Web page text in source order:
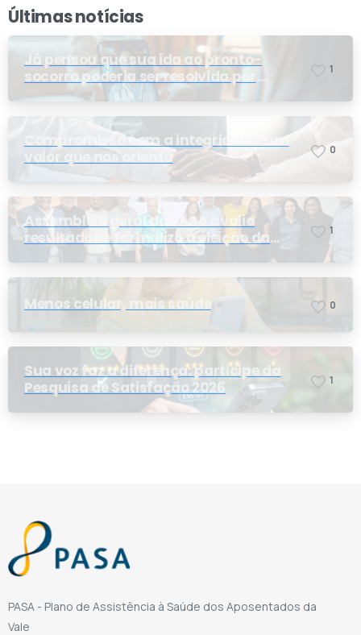
Últimas notícias
Já pensou que sua ida ao pronto-
socorro poderia ser resolvida por
telemedicina?
1
Compromisso com a integridade: um
valor que nos orienta
0
Assembleia geral do PASA avalia
resultados e formaliza a eleição da
nova conselheira
1
Menos celular, mais saúde 0
Sua voz faz a diferença: participe da
Pesquisa de Satisfação 2026
1
PASA - Plano de Assistência à Saúde dos Aposentados da
Vale